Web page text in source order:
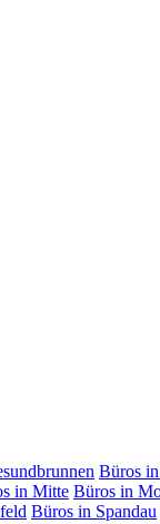
Büros
in Mitte Büros in
Büros in Spandau